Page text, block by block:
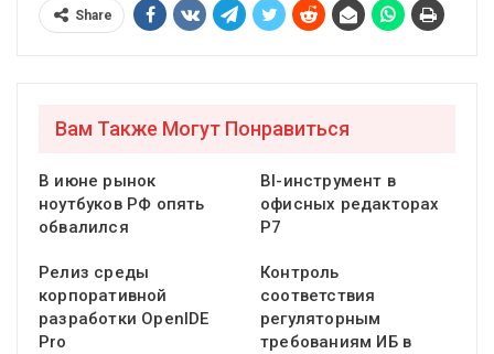
Share
Вам Также Могут Понравиться
В июне рынок
ноутбуков РФ опять
обвалился
BI-инструмент в
офисных редакторах
Р7
Релиз среды
корпоративной
разработки OpenIDE
Pro
Контроль
соответствия
регуляторным
требованиям ИБ в